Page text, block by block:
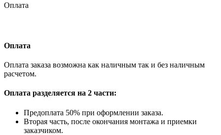
Оплата
Оплата
Оплата заказа возможна как наличным так и без наличным
расчетом.
Оплата разделяется на 2 части:
Предоплата 50% при оформлении заказа.
Вторая часть, после окончания монтажа и приемки
заказчиком.